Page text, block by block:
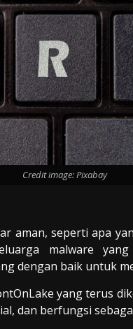
Credit image: Pixabay
aman, seperti apa
malware
dengan baik untuk
yang terus
dan berfungsi